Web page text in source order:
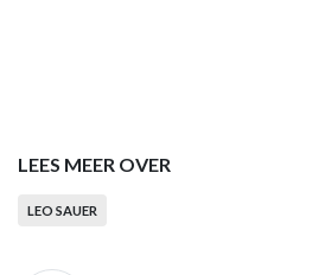
LEES MEER OVER
LEO SAUER